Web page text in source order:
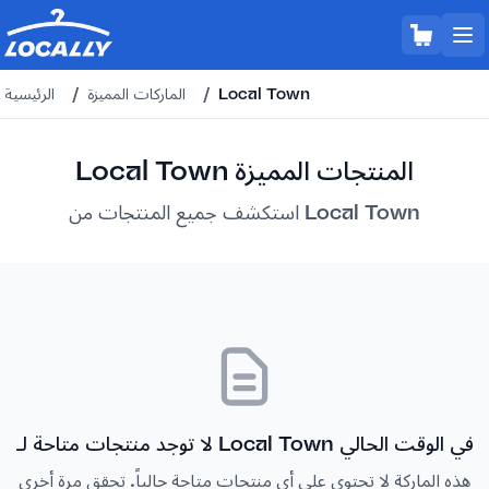
الرئيسية / الماركات المميزة / Local Town
Local Town المنتجات المميزة
استكشف جميع المنتجات من Local Town
لا توجد منتجات متاحة لـ Local Town في الوقت الحالي
هذه الماركة لا تحتوي على أي منتجات متاحة حالياً. تحقق مرة أخرى